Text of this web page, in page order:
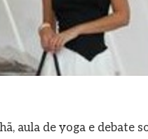
aula de yoga e debate